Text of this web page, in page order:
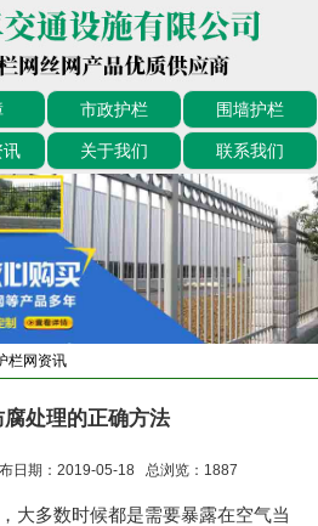
市政护栏 围墙护栏
讯 关于我们 联系我们
栏网资讯
处理的正确方法
日期：2019-05-18 总浏览： 1887
多数时候都是需要暴露在空气当